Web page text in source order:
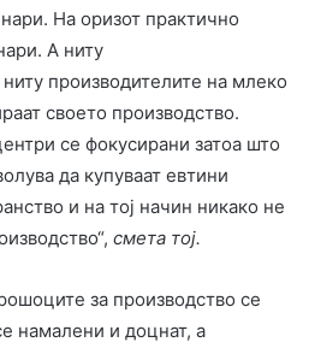
На оризот практично
А ниту
производителите на млеко
своето производство.
се фокусирани затоа што
да купуваат евтини
и на тој начин никако не
смета тој.
за производство се
намалени и доцнат, а